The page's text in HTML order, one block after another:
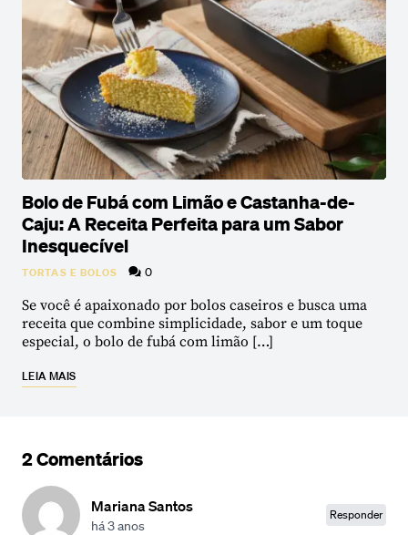
Bolo de Fubá com Limão e Castanha-de-
Caju: A Receita Perfeita para um Sabor
Inesquecível
TORTAS E BOLOS 0
Se você é apaixonado por bolos caseiros e busca uma
receita que combine simplicidade, sabor e um toque
especial, o bolo de fubá com limão […]
LEIA MAIS
2 Comentários
Mariana Santos
há 3 anos
Responder